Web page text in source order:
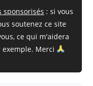
sponsorisés : si vous
soutenez ce site
ce qui m'aidera
Merci